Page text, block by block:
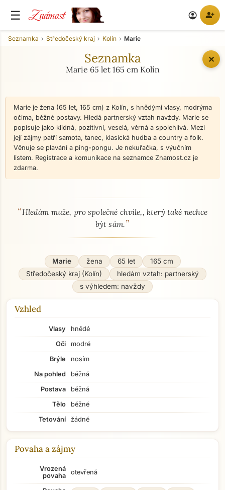
☰ Známost account_circle person_add
✕
Seznamka Středočeský kraj Kolín Marie
Seznamka
Marie 65 let 165 cm Kolín
Marie je žena (65 let, 165 cm) z Kolín, s hnědými vlasy, modrýma
očima, běžné postavy. Hledá partnerský vztah navždy. Marie se
popisuje jako klidná, pozitivní, veselá, věrná a spolehlivá. Mezi
její zájmy patří samota, tanec, klasická hudba a country a folk.
Věnuje se plavání a ping-pongu. Je nekuřačka, s výučním
listem. Registrace a komunikace na seznamce Znamost.cz je
zdarma.
O mně - seznamka profil
“Hledám muže, pro společné chvíle,, který také nechce
být sám.”
Marie žena 65 let
165 cm
Středočeský kraj (Kolín)
hledám vztah: partnerský
s výhledem: navždy
Vzhled
Vlasy
hnědé
Oči
modré
Brýle
nosím
Na pohled
běžná
Postava
běžná
Tělo
běžné
Tetování
žádné
Povaha a zájmy
Vrozená
povaha
otevřená